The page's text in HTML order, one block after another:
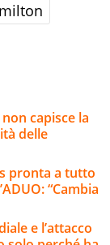
capisce la
delle
pronta a tutto
“Cambia
e l’attacco